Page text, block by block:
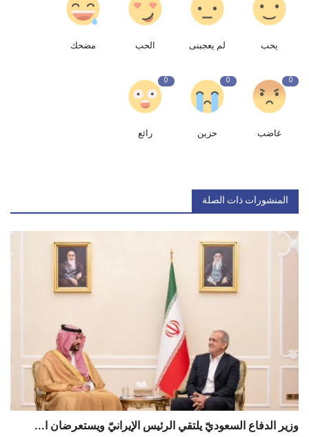
يحب لم يعجبنى الحب مضحك
0
غاضب
0
حزين
0
رائع
المنشورات ذات الصلة
وزير الدفاع السعوديّ يلتقي الرئيس الإيرانيّ ويستعرضان ا...